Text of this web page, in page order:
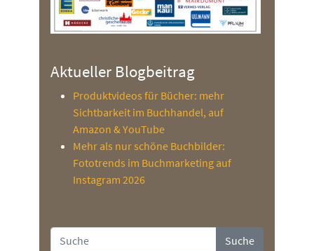
Aktueller Blogbeitrag
Produktvideos für Bücher: mehr
Sichtbarkeit im Buchhandel, auf
Amazon & YouTube
Mehr als nur schöne Buchbilder:
Fototrends im Buchmarketing auf
Instagram 2026
Suche